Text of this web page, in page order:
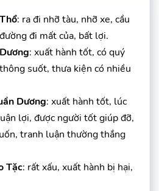
: ra đi nhỡ tàu, nhỡ xe, cầu
đi mất của, bất lợi.
: xuất hành tốt, có quý
suốt, thưa kiện có nhiều
Dương: xuất hành tốt, lúc
lợi, được người tốt giúp đỡ,
tranh luận thường thắng
Tặc: rất xấu, xuất hành bị hại,